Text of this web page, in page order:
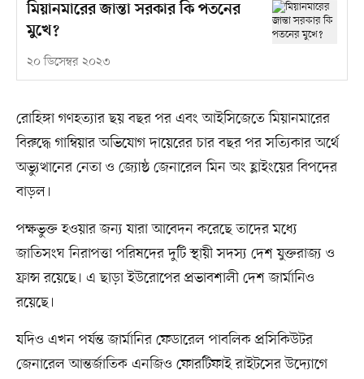
মিয়ানমারের জান্তা সরকার কি পতনের
মুখে?
২০ ডিসেম্বর ২০২৩
রোহিঙ্গা গণহত্যার ছয় বছর পর এবং আইসিজেতে মিয়ানমারের
বিরুদ্ধে গাম্বিয়ার অভিযোগ দায়েরের চার বছর পর সত্যিকার অর্থে
অভ্যুত্থানের নেতা ও জ্যোষ্ঠ জেনারেল মিন অং হ্লাইংয়ের বিপদের
বাড়ল।
পক্ষভুক্ত হওয়ার জন্য যারা আবেদন করেছে তাদের মধ্যে
জাতিসংঘ নিরাপত্তা পরিষদের দুটি স্থায়ী সদস্য দেশ যুক্তরাজ্য ও
ফ্রান্স রয়েছে। এ ছাড়া ইউরোপের প্রভাবশালী দেশ জার্মানিও
রয়েছে।
যদিও এখন পর্যন্ত জার্মানির ফেডারেল পাবলিক প্রসিকিউটর
জেনারেল আন্তর্জাতিক এনজিও ফোরটিফাই রাইটসের উদ্যোগে